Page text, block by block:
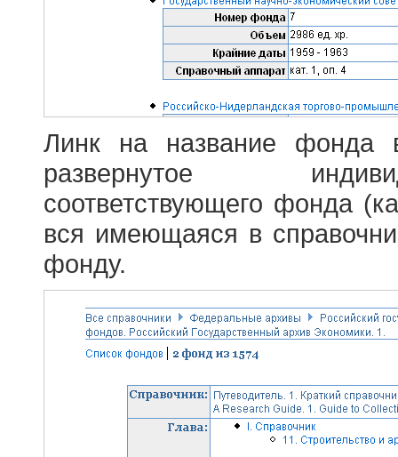
Линк на название фонда
развернутое
соответствующего фонда
вся имеющаяся в
фонду.